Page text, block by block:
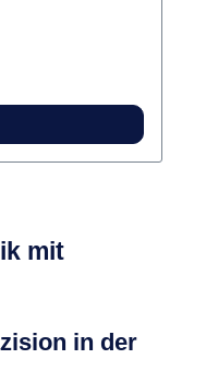
polieren. Wie
sich auch
aus.
Inhalt: 250 ml VM opaque Fluid
mit
in der